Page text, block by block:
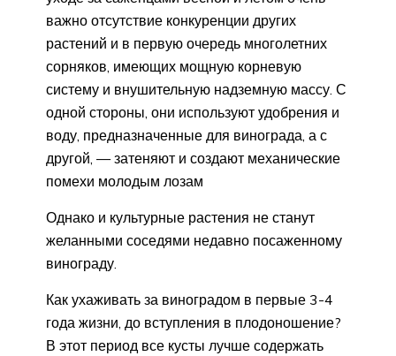
важно отсутствие конкуренции других
растений и в первую очередь многолетних
сорняков, имеющих мощную корневую
систему и внушительную надземную массу. С
одной стороны, они используют удобрения и
воду, предназначенные для винограда, а с
другой, — затеняют и создают механические
помехи молодым лозам
Однако и культурные растения не станут
желанными соседями недавно посаженному
винограду.
Как ухаживать за виноградом в первые 3-4
года жизни, до вступления в плодоношение?
В этот период все кусты лучше содержать